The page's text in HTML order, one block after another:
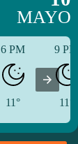
MAYO
6 PM
11°
9
11°